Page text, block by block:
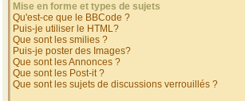
Mise en forme et types de sujets
Qu'est-ce que le BBCode ?
Puis-je utiliser le HTML?
Que sont les smilies ?
Puis-je poster des Images?
Que sont les Annonces ?
Que sont les Post-it ?
Que sont les sujets de discussions verrouillés ?